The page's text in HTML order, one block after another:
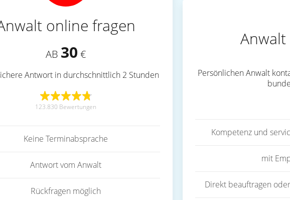
online fragen
AB 30 €
Antwort in durchschnittlich 2 Stunden
123.830 Bewertungen
Keine Terminabsprache
Antwort vom Anwalt
Rückfragen möglich
Persönlichen Anwalt
Kompetenz und
mit
Direkt beauftragen